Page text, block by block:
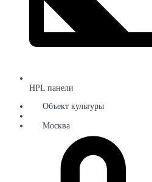
HPL панели
Объект культуры
Москва